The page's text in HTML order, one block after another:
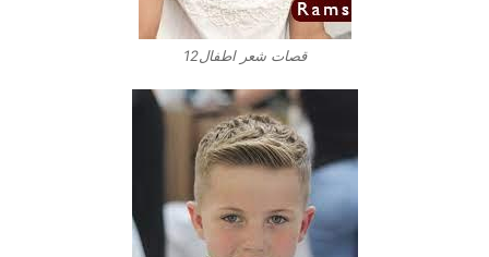
قصات شعر اطفال12